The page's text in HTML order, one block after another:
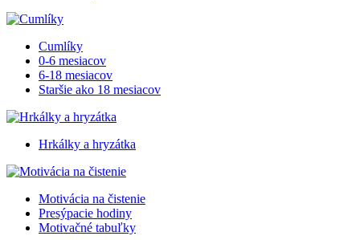
Cumlíky
0-6 mesiacov
6-18 mesiacov
Staršie ako 18 mesiacov
Hrkálky a hryzátka
Motivácia na čistenie
Presýpacie hodiny
Motivačné tabuľky